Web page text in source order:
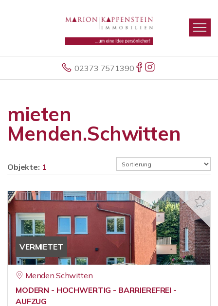
02373 7571390
mieten
Menden.Schwitten
Objekte: 1
VERMIETET
Menden.Schwitten
MODERN - HOCHWERTIG - BARRIEREFREI -
AUFZUG